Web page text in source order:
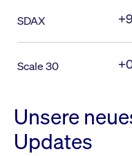
SDAX
Scale 30
Unsere
Updates